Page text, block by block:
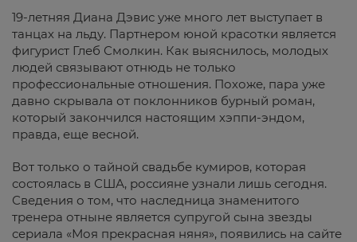
19-летняя Диана Дэвис уже много лет выступает в
танцах на льду. Партнером юной красотки является
фигурист Глеб Смолкин. Как выяснилось, молодых
людей связывают отнюдь не только
профессиональные отношения. Похоже, пара уже
давно скрывала от поклонников бурный роман,
который закончился настоящим хэппи-эндом,
правда, еще весной.
Вот только о тайной свадьбе кумиров, которая
состоялась в США, россияне узнали лишь сегодня.
Сведения о том, что наследница знаменитого
тренера отныне является супругой сына звезды
сериала «Моя прекрасная няня», появились на сайте